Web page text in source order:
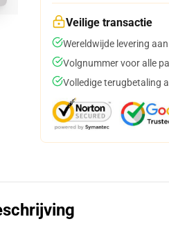
Veilige transactie
Wereldwijde levering
Volgnummer voor alle
Volledige terugbetaling